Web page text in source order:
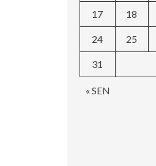
« SEN
17 18
24 25
31